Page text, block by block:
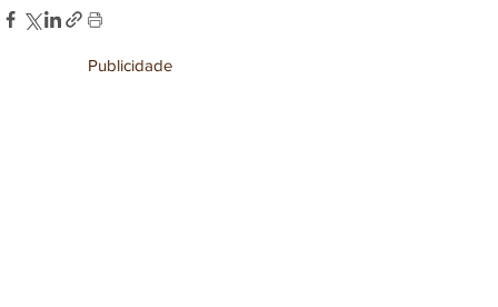
Publicidade